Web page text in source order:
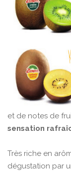
et de notes de
sensation
Très riche en
dégustation par